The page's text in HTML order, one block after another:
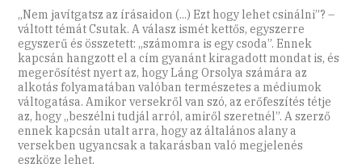
„Nem javítgatsz az írásaidon (...) Ezt hogy lehet csinálni”? –
váltott témát Csutak. A válasz ismét kettős, egyszerre
egyszerű és összetett: „számomra is egy csoda”. Ennek
kapcsán hangzott el a cím gyanánt kiragadott mondat is, és
megerősítést nyert az, hogy Láng Orsolya számára az
alkotás folyamatában valóban természetes a médiumok
váltogatása. Amikor versekről van szó, az erőfeszítés tétje
az, hogy „beszélni tudjál arról, amiről szeretnél”. A szerző
ennek kapcsán utalt arra, hogy az általános alany a
versekben ugyancsak a takarásban való megjelenés
eszköze lehet.